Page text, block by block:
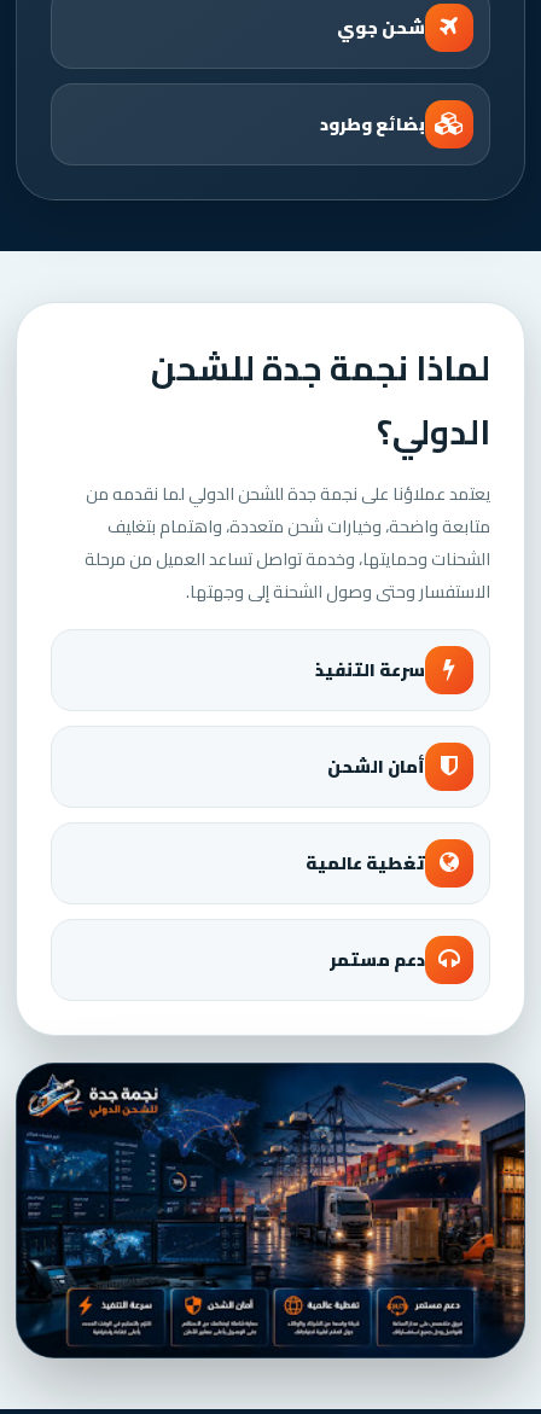
شحن جوي
بضائع وطرود
لماذا نجمة جدة للشحن
الدولي؟
يعتمد عملاؤنا على نجمة جدة للشحن الدولي لما نقدمه من
متابعة واضحة، وخيارات شحن متعددة، واهتمام بتغليف
الشحنات وحمايتها، وخدمة تواصل تساعد العميل من مرحلة
الاستفسار وحتى وصول الشحنة إلى وجهتها.
سرعة التنفيذ
أمان الشحن
تغطية عالمية
دعم مستمر